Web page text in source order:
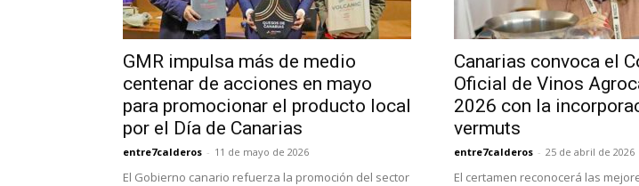
GMR impulsa más de medio
centenar de acciones en mayo
para promocionar el producto local
por el Día de Canarias
entre7calderos - 11 de mayo de 2026
El Gobierno canario refuerza la promoción del sector
Canarias convoca el
Oficial de Vinos
2026 con la
vermuts
entre7calderos - 25 de abril de 2026
El certamen reconocerá las